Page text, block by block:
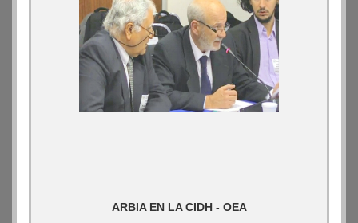
ARBIA EN LA CIDH - OEA